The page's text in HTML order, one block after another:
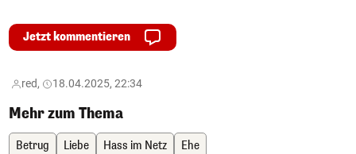
Jetzt kommentieren
red, 18.04.2025, 22:34
Mehr zum Thema
Betrug Liebe Hass im Netz Ehe